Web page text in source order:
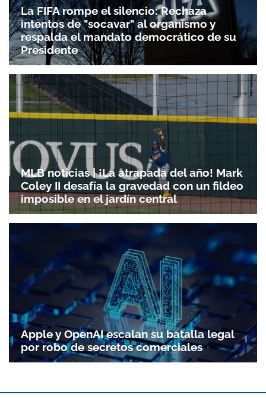
La FIFA rompe el silencio: Rechaza
intentos de "socavar" al organismo y
respalda el mandato democrático de su
Presidente
MLB noticias | ¡La atrapada del año! Mark
Coley II desafía la gravedad con un fildeo
imposible en el jardín central
Apple y OpenAI escalan su batalla legal
por robo de secretos comerciales